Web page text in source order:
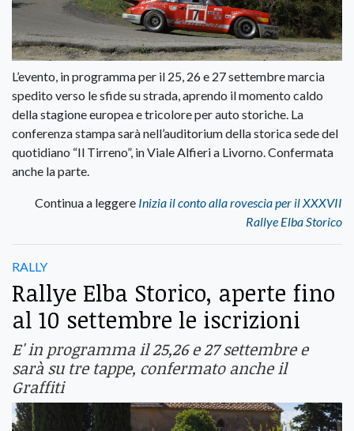
L’evento, in programma per il 25, 26 e 27 settembre marcia
spedito verso le sfide su strada, aprendo il momento caldo
della stagione europea e tricolore per auto storiche. La
conferenza stampa sarà nell’auditorium della storica sede del
quotidiano “Il Tirreno”, in Viale Alfieri a Livorno. Confermata
anche la parte.
Continua a leggere Inizia il conto alla rovescia per il XXXVII
Rallye Elba Storico
RALLY
Rallye Elba Storico, aperte fino
al 10 settembre le iscrizioni
E' in programma il 25,26 e 27 settembre e
sarà su tre tappe, confermato anche il
Graffiti